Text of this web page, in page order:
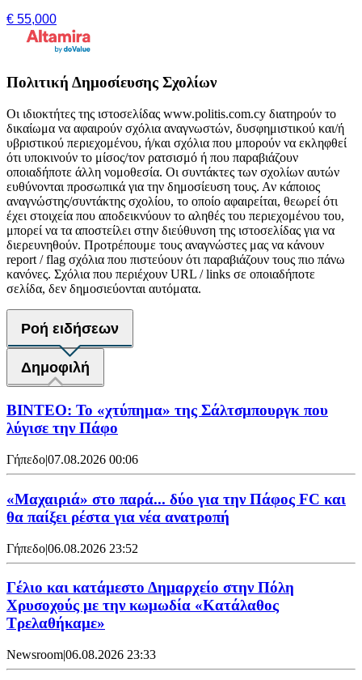
€ 55,000
Πολιτική Δημοσίευσης Σχολίων
Οι ιδιοκτήτες της ιστοσελίδας www.politis.com.cy διατηρούν το
δικαίωμα να αφαιρούν σχόλια αναγνωστών, δυσφημιστικού και/ή
υβριστικού περιεχομένου, ή/και σχόλια που μπορούν να εκληφθεί
ότι υποκινούν το μίσος/τον ρατσισμό ή που παραβιάζουν
οποιαδήποτε άλλη νομοθεσία. Οι συντάκτες των σχολίων αυτών
ευθύνονται προσωπικά για την δημοσίευση τους. Αν κάποιος
αναγνώστης/συντάκτης σχολίου, το οποίο αφαιρείται, θεωρεί ότι
έχει στοιχεία που αποδεικνύουν το αληθές του περιεχομένου του,
μπορεί να τα αποστείλει στην διεύθυνση της ιστοσελίδας για να
διερευνηθούν. Προτρέπουμε τους αναγνώστες μας να κάνουν
report / flag σχόλια που πιστεύουν ότι παραβιάζουν τους πιο πάνω
κανόνες. Σχόλια που περιέχουν URL / links σε οποιαδήποτε
σελίδα, δεν δημοσιεύονται αυτόματα.
Ροή ειδήσεων
Δημοφιλή
ΒΙΝΤΕΟ: Το «χτύπημα» της Σάλτσμπουργκ που
λύγισε την Πάφο
Γήπεδο|07.08.2026 00:06
«Μαχαιριά» στο παρά... δύο για την Πάφος FC και
θα παίξει ρέστα για νέα ανατροπή
Γήπεδο|06.08.2026 23:52
Γέλιο και κατάμεστο Δημαρχείο στην Πόλη
Χρυσοχούς με την κωμωδία «Κατάλαθος
Τρελαθήκαμε»
Newsroom|06.08.2026 23:33